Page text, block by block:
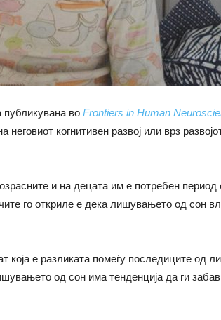
публикувана во Frontiers in Human
когнитивен развој или врз
и на децата им е потребен период
го откриле е дека лишувањето од сон
која е разликата помеѓу последиците од
од сон има тенденција да ги